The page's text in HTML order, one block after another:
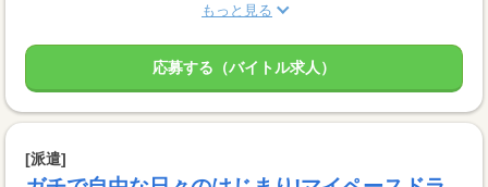
もっと見る
応募する（バイトル求人）
[派遣]